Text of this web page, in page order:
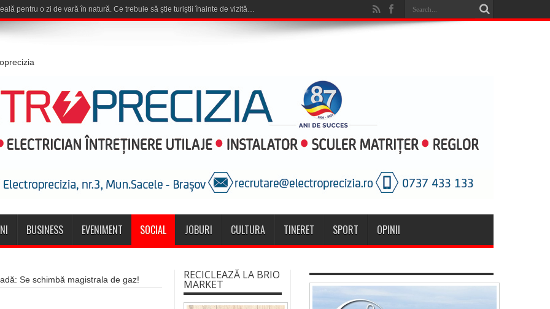
BUSINESS EVENIMENT SOCIAL JOBURI CULTURA TINERET SPORT OPINII
Se schimbă magistrala de gaz! RECICLEAZĂ LA BRIO
MARKET